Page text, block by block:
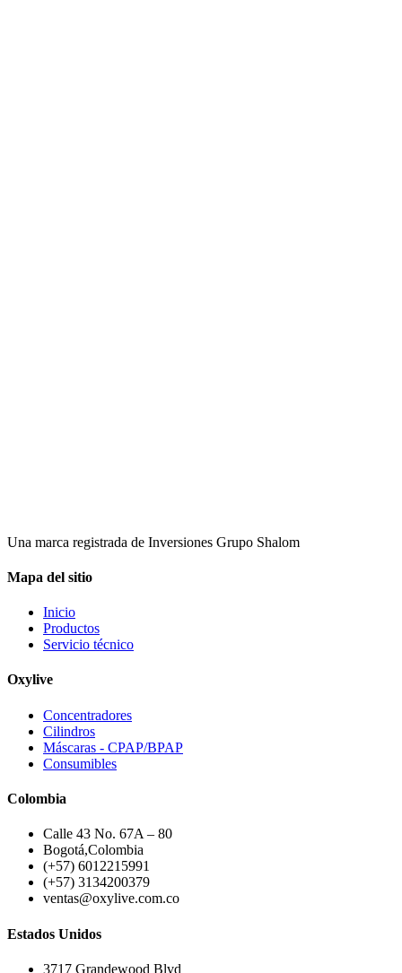
Una marca registrada de Inversiones Grupo Shalom
Mapa del sitio
Inicio
Productos
Servicio técnico
Oxylive
Concentradores
Cilindros
Máscaras - CPAP/BPAP
Consumibles
Colombia
Calle 43 No. 67A – 80
Bogotá,Colombia
(+57) 6012215991
(+57) 3134200379
ventas@oxylive.com.co
Estados Unidos
3717 Grandewood Blvd